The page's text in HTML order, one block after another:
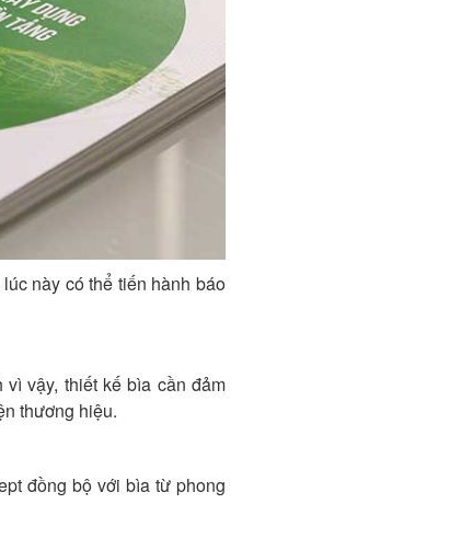
này có thể tiến hành báo
vậy, thiết kế bìa cần đảm
thương hiệu.
đồng bộ với bìa từ phong